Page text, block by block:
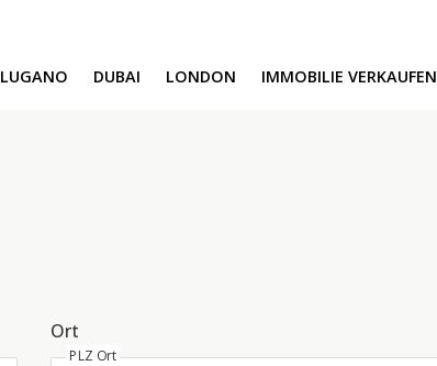
LUGANO
DUBAI
MOROCCO
GEMS ESTATES
LONDON IMMOBILIE VERKAUFEN
Ort
PLZ Ort